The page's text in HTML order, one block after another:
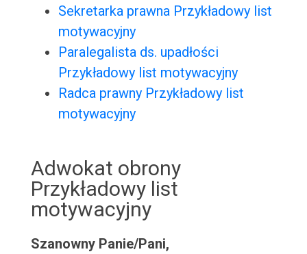
Sekretarka prawna Przykładowy list
motywacyjny
Paralegalista ds. upadłości
Przykładowy list motywacyjny
Radca prawny Przykładowy list
motywacyjny
Adwokat obrony
Przykładowy list
motywacyjny
Szanowny Panie/Pani,